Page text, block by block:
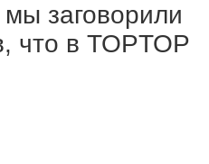
заговорили
что в TOPTOP